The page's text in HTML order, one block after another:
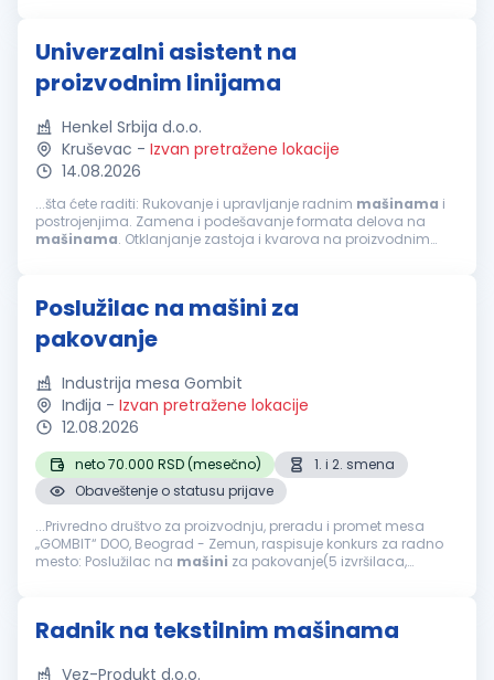
Univerzalni asistent na
proizvodnim linijama
Henkel Srbija d.o.o.
Kruševac - Izvan pretražene lokacije
14.08.2026
...šta ćete raditi: Rukovanje i upravljanje radnim mašinama i
postrojenjima. Zamena i podešavanje formata delova na
mašinama. Otklanjanje zastoja i kvarova na proizvodnim
Poslužilac na mašini za
pakovanje
Industrija mesa Gombit
Inđija - Izvan pretražene lokacije
12.08.2026
neto 70.000 RSD (mesečno)
1. i 2. smena
Obaveštenje o statusu prijave
...Privredno društvo za proizvodnju, preradu i promet mesa
„GOMBIT“ DOO, Beograd - Zemun, raspisuje konkurs za radno
mesto: Poslužilac na mašini za pakovanje(5 izvršilaca,
Radnik na tekstilnim mašinama
Vez-Produkt d.o.o.